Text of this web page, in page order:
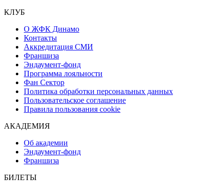
КЛУБ
О ЖФК Динамо
Контакты
Аккредитация СМИ
Франшиза
Эндаумент-фонд
Программа лояльности
Фан Сектор
Политика обработки персональных данных
Пользовательское соглашение
Правила пользования cookie
АКАДЕМИЯ
Об академии
Эндаумент-фонд
Франшиза
БИЛЕТЫ